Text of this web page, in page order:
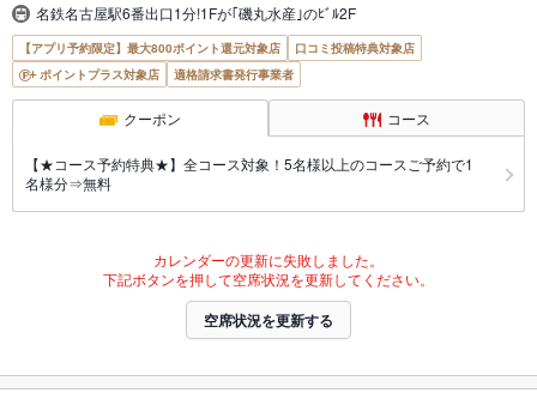
名鉄名古屋駅6番出口1分!1Fが｢磯丸水産｣のﾋﾞﾙ2F
【アプリ予約限定】最大800ポイント還元対象店
口コミ投稿特典対象店
ポイントプラス対象店
適格請求書発行事業者
クーポン コース
【★コース予約特典★】全コース対象！5名様以上のコースご予約で1
名様分⇒無料
カレンダーの更新に失敗しました。
下記ボタンを押して空席状況を更新してください。
空席状況を更新する